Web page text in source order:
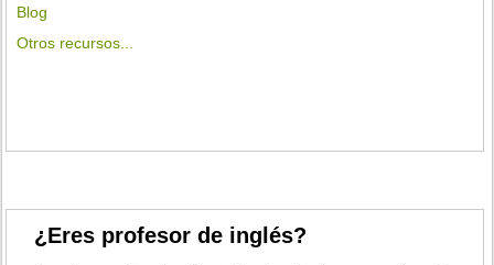
Blog
Otros recursos...
¿Eres profesor de inglés?